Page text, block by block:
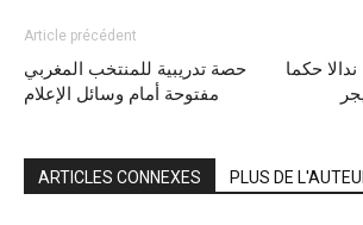
Article précédent
حصة تدريبية للمنتخب المغربي
مفتوحة أمام وسائل الإعلام
حكما
ARTICLES CONNEXES PLUS DE